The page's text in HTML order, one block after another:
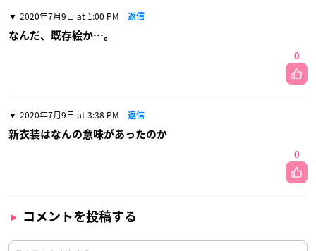
2020年7月9日 at 1:00 PM 返信
なんだ、既存絵か…。
0
2020年7月9日 at 3:38 PM 返信
新衣装はなんの意味があったのか
0
コメントを投稿する